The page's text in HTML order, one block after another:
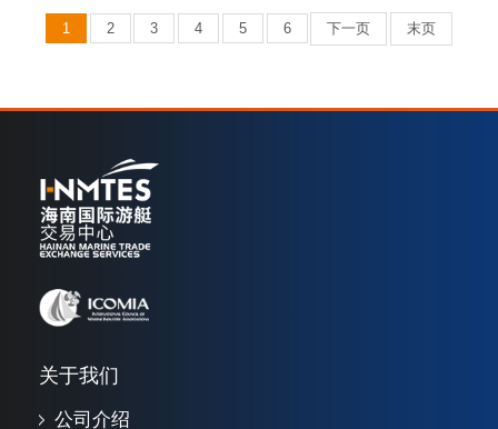
1 2 3 4 5 6 下一页 末页
关于我们
公司介绍